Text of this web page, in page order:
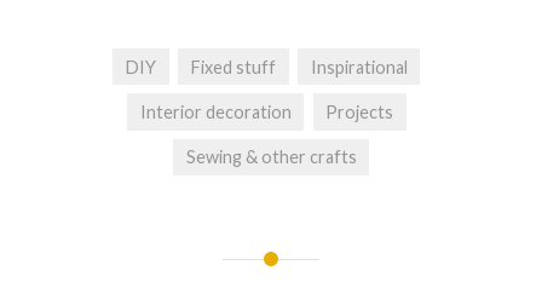
DIY Fixed stuff Inspirational
Interior decoration Projects
Sewing & other crafts